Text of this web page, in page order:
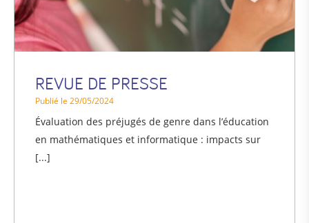
REVUE DE PRESSE
Publié le 29/05/2024
Évaluation des préjugés de genre dans l’éducation
en mathématiques et informatique : impacts sur
[...]